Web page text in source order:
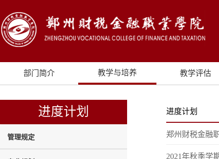
部门简介 教学与培养 教学评估
进度计划
管理规定
进度计划
郑州财税金融
2021年秋季学